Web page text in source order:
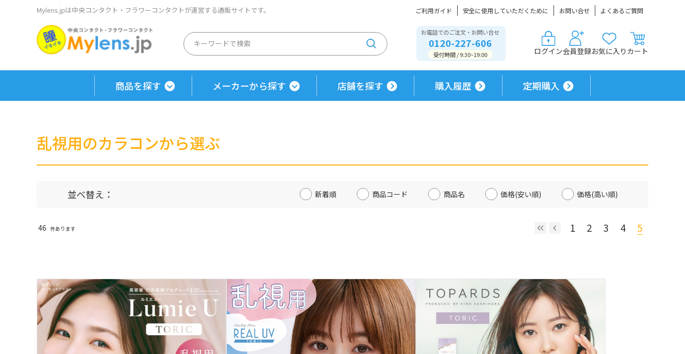
Mylens.jpは中央コンタクト・フラワーコンタクトが運営する通販サイトです。 ご利用ガイド 安全に使用していただくために お問い合せ よくあるご質問
お電話でのご注文・お問い合せ
0120-227-606
受付時間 / 9:30~19:00 ログイン会員登録お気に入り カート
商品を探す メーカーから探す 店舗を探す 購入履歴 定期購入
乱視用のカラコンから選ぶ
並べ替え： 新着順 商品コード 商品名 価格(安い順) 価格(高い順)
46 件あります 1 2 3 4 5